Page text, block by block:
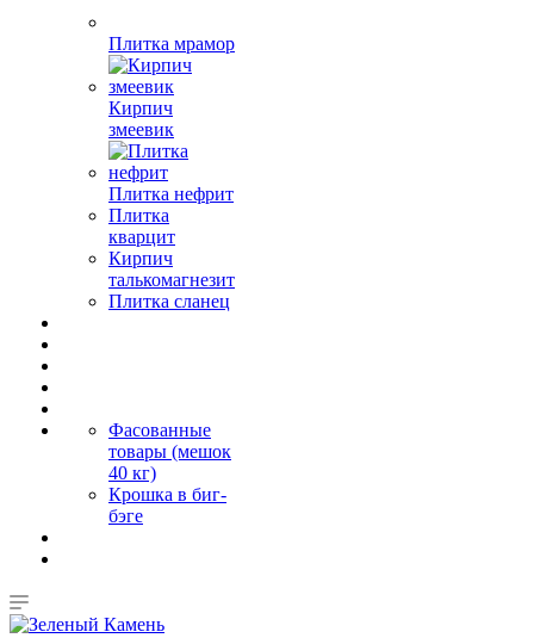
Плитка мрамор
Кирпич
змеевик
Плитка нефрит
Плитка
кварцит
Кирпич
талькомагнезит
Плитка сланец
Фасованные
товары (мешок
40 кг)
Крошка в биг-
бэге